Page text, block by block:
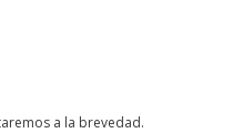
a la brevedad.